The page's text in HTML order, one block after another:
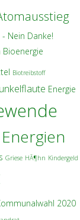
Nein Danke!
Bioenergie
Biotreibstoff
Energie
Griese HÃ¶hn Kindergeld
2020